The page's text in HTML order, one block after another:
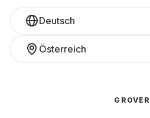
Deutsch
Österreich
GROVER